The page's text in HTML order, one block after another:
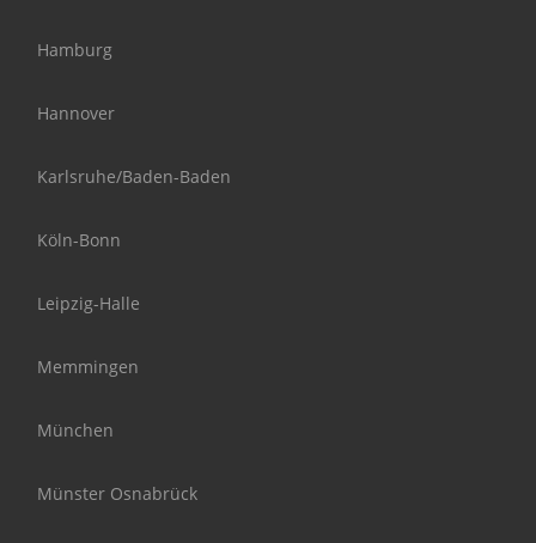
Hamburg
Hannover
Karlsruhe/Baden-Baden
Köln-Bonn
Leipzig-Halle
Memmingen
München
Münster Osnabrück